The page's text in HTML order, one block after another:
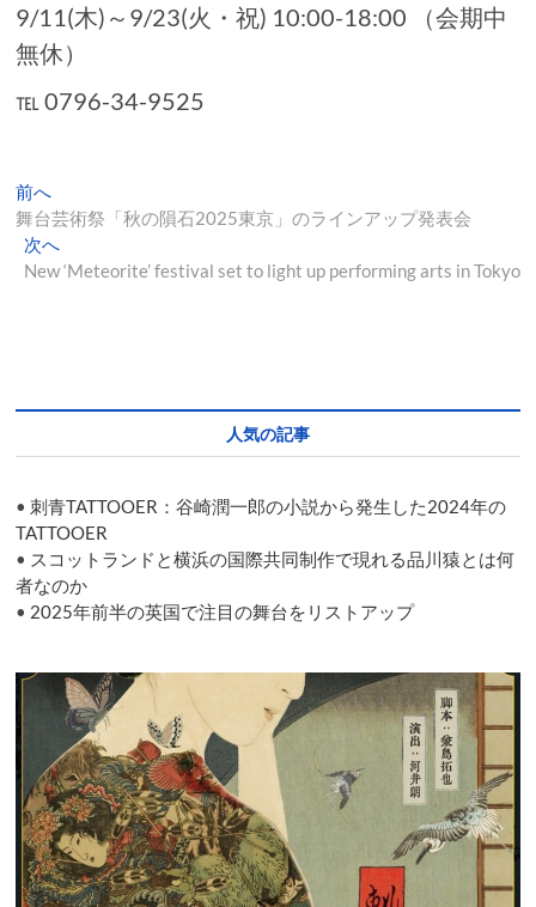
9/11(木)～9/23(火・祝) 10:00-18:00 （会期中
無休）
℡ 0796-34-9525
投
稿
ナ
シ
ョ
ン
前へ
去
の
投
舞台芸術祭「秋の隕石2025東京」のラインアップ発表会
次へ次
の
New ‘Meteorite’ festival set to light up performing arts in Tokyo
人気の記事
•刺青TATTOOER：谷崎潤一郎の小説から発生した2024年の
TATTOOER
• スコットランドと横浜の国際共同制作で現れる品川猿とは何
者なのか
• 2025年前半の英国で注目の舞台をリストアップ